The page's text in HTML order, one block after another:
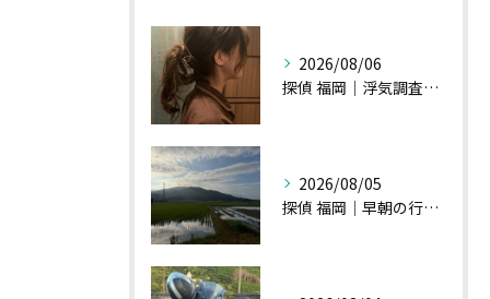
2026/08/06
探偵 福岡｜浮気調査の現場から・・・・チハルさん特集
2026/08/05
探偵 福岡｜早朝の行動調査、初見一発勝負のような・・・・